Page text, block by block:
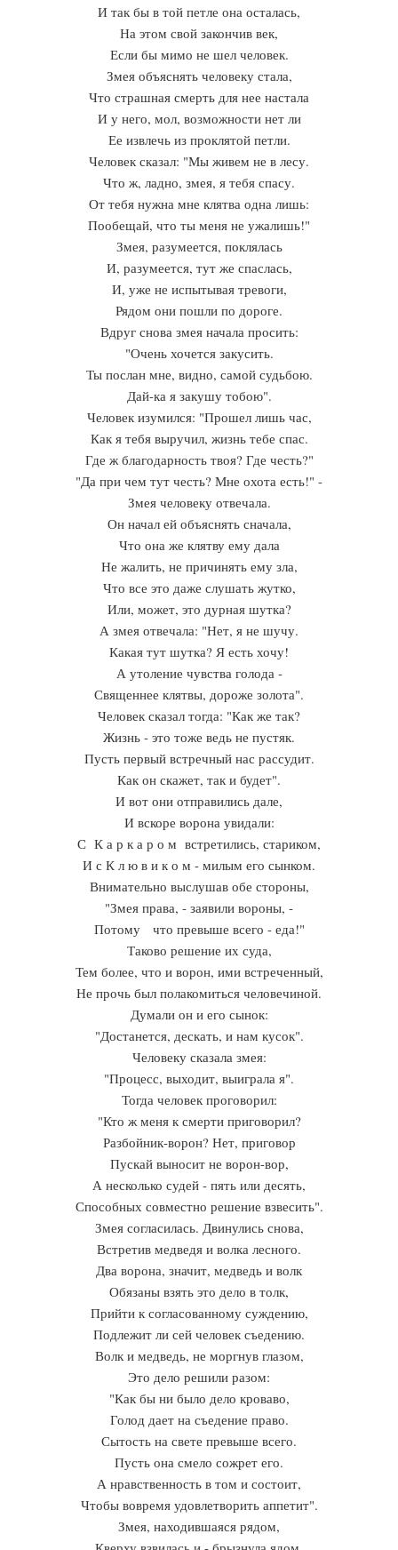
И так бы в той петле она осталась,
На этом свой закончив век,
Если бы мимо не шел человек.
Змея объяснять человеку стала,
Что страшная смерть для нее настала
И у него, мол, возможности нет ли
Ее извлечь из проклятой петли.
Человек сказал: "Мы живем не в лесу.
Что ж, ладно, змея, я тебя спасу.
От тебя нужна мне клятва одна лишь:
Пообещай, что ты меня не ужалишь!"
Змея, разумеется, поклялась
И, разумеется, тут же спаслась,
И, уже не испытывая тревоги,
Рядом они пошли по дороге.
Вдруг снова змея начала просить:
"Очень хочется закусить.
Ты послан мне, видно, самой судьбою.
Дай-ка я закушу тобою".
Человек изумился: "Прошел лишь час,
Как я тебя выручил, жизнь тебе спас.
Где ж благодарность твоя? Где честь?"
"Да при чем тут честь? Мне охота есть!" -
Змея человеку отвечала.
Он начал ей объяснять сначала,
Что она же клятву ему дала
Не жалить, не причинять ему зла,
Что все это даже слушать жутко,
Или, может, это дурная шутка?
А змея отвечала: "Нет, я не шучу.
Какая тут шутка? Я есть хочу!
А утоление чувства голода -
Священнее клятвы, дороже золота".
Человек сказал тогда: "Как же так?
Жизнь - это тоже ведь не пустяк.
Пусть первый встречный нас рассудит.
Как он скажет, так и будет".
И вот они отправились дале,
И вскоре вoрона увидали:
С К а р к а р о м встретились, стариком,
И с К л ю в и к о м - милым его сынком.
Внимательно выслушав обе стороны,
"Змея права, - заявили вороны, -
Потому что превыше всего - еда!"
Таково решение их суда,
Тем более, что и ворон, ими встреченный,
Не прочь был полакомиться человечиной.
Думали он и его сынок:
"Достанется, дескать, и нам кусок".
Человеку сказала змея:
"Процесс, выходит, выиграла я".
Тогда человек проговорил:
"Кто ж меня к смерти приговорил?
Разбойник-ворон? Нет, приговор
Пускай выносит не ворон-вор,
А несколько судей - пять или десять,
Способных совместно решение взвесить".
Змея согласилась. Двинулись снова,
Встретив медведя и волка лесного.
Два ворона, значит, медведь и волк
Обязаны взять это дело в толк,
Прийти к согласованному суждению,
Подлежит ли сей человек съедению.
Волк и медведь, не моргнув глазом,
Это дело решили разом:
"Как бы ни было дело кроваво,
Голод дает на съедение право.
Сытость на свете превыше всего.
Пусть она смело сожрет его.
А нравственность в том и состоит,
Чтобы вовремя удовлетворить аппетит".
Змея, находившаяся рядом,